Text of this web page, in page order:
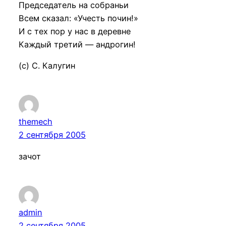
Председатель на собраньи
Всем сказал: «Учесть почин!»
И с тех пор у нас в деревне
Каждый третий — андрогин!
(с) С. Калугин
themech
2 сентября 2005
зачот
admin